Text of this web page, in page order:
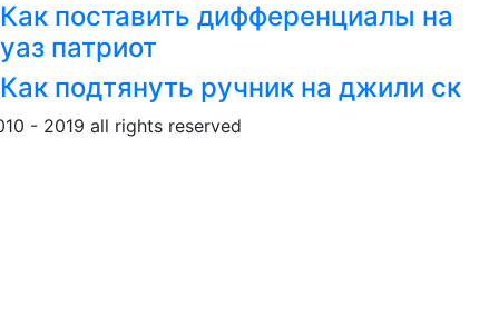
Как поставить дифференциалы на
уаз патриот
Как подтянуть ручник на джили ск
- 2019 all rights reserved